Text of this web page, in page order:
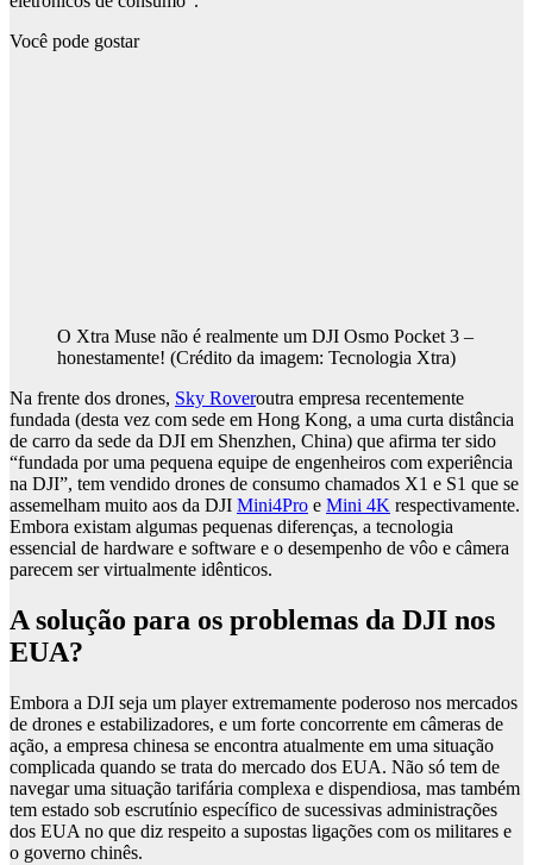
Você pode gostar
O Xtra Muse não é realmente um DJI Osmo Pocket 3 –
honestamente! (Crédito da imagem: Tecnologia Xtra)
Na frente dos drones, Sky Roveroutra empresa recentemente
fundada (desta vez com sede em Hong Kong, a uma curta distância
de carro da sede da DJI em Shenzhen, China) que afirma ter sido
“fundada por uma pequena equipe de engenheiros com experiência
na DJI”, tem vendido drones de consumo chamados X1 e S1 que se
assemelham muito aos da DJI Mini4Pro e Mini 4K respectivamente.
Embora existam algumas pequenas diferenças, a tecnologia
essencial de hardware e software e o desempenho de vôo e câmera
parecem ser virtualmente idênticos.
A solução para os problemas da DJI nos
EUA?
Embora a DJI seja um player extremamente poderoso nos mercados
de drones e estabilizadores, e um forte concorrente em câmeras de
ação, a empresa chinesa se encontra atualmente em uma situação
complicada quando se trata do mercado dos EUA. Não só tem de
navegar uma situação tarifária complexa e dispendiosa, mas também
tem estado sob escrutínio específico de sucessivas administrações
dos EUA no que diz respeito a supostas ligações com os militares e
o governo chinês.